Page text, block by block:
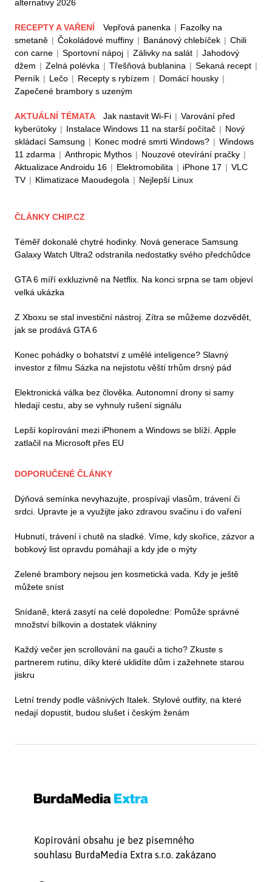
alternativy 2026
RECEPTY A VAŘENÍ Vepřová panenka | Fazolky na
smetaně | Čokoládové muffiny | Banánový chlebíček | Chili
con carne | Sportovní nápoj | Zálivky na salát | Jahodový
džem | Zelná polévka | Třešňová bublanina | Sekaná recept |
Perník | Lečo | Recepty s rybízem | Domácí housky |
Zapečené brambory s uzeným
AKTUÁLNÍ TÉMATA Jak nastavit Wi-Fi | Varování před
kyberútoky | Instalace Windows 11 na starší počítač | Nový
skládací Samsung | Konec modré smrti Windows? | Windows
11 zdarma | Anthropic Mythos | Nouzové otevírání pračky |
Aktualizace Androidu 16 | Elektromobilita | iPhone 17 | VLC
TV | Klimatizace Maoudegola | Nejlepší Linux
ČLÁNKY CHIP.CZ
Téměř dokonalé chytré hodinky. Nová generace Samsung
Galaxy Watch Ultra2 odstranila nedostatky svého předchůdce
GTA 6 míří exkluzivně na Netflix. Na konci srpna se tam objeví
velká ukázka
Z Xboxu se stal investiční nástroj. Zítra se můžeme dozvědět,
jak se prodává GTA 6
Konec pohádky o bohatství z umělé inteligence? Slavný
investor z filmu Sázka na nejistotu věští trhům drsný pád
Elektronická válka bez člověka. Autonomní drony si samy
hledají cestu, aby se vyhnuly rušení signálu
Lepší kopírování mezi iPhonem a Windows se blíží. Apple
zatlačil na Microsoft přes EU
DOPORUČENÉ ČLÁNKY
Dýňová semínka nevyhazujte, prospívají vlasům, trávení či
srdci. Upravte je a využijte jako zdravou svačinu i do vaření
Hubnutí, trávení i chutě na sladké. Víme, kdy skořice, zázvor a
bobkový list opravdu pomáhají a kdy jde o mýty
Zelené brambory nejsou jen kosmetická vada. Kdy je ještě
můžete sníst
Snídaně, která zasytí na celé dopoledne: Pomůže správné
množství bílkovin a dostatek vlákniny
Každý večer jen scrollování na gauči a ticho? Zkuste s
partnerem rutinu, díky které uklidíte dům i zažehnete starou
jiskru
Letní trendy podle vášnivých Italek. Stylové outfity, na které
nedají dopustit, budou slušet i českým ženám
Kopírování obsahu je bez písemného
souhlasu BurdaMedia Extra s.r.o. zakázano